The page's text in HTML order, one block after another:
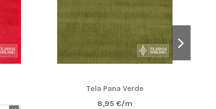
Tela Pana Verde
8,95 €/m